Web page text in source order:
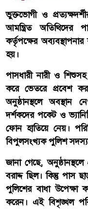
ভুক্তভোগী ও
আমন্ত্রিত অতিথিদের
কর্তৃপক্ষের
হয়।
পাসধারী নারী ও শিশুসহ
করে ভেতরে প্রবেশ
অনুষ্ঠানস্থলে অবস্থান
দর্শকদের পকেট ও
ফোন হাতিয়ে নেয়।
বিপুলসংখ্যক পুলিশ
জানা গেছে,
বরাদ্দ ছিল। কিন্তু পাস
পুলিশের বাধা উপেক্ষা
করেন। এই বিশৃঙ্খল